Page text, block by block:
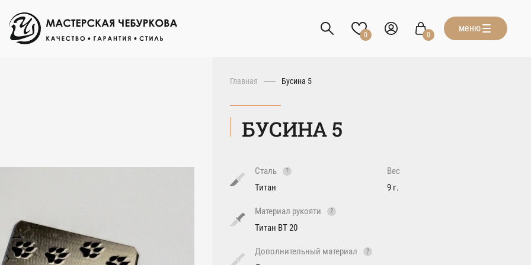
0 0
меню
Главная Бусина 5
БУСИНА 5
Сталь ?
Титан
Материал рукояти ?
Титан ВТ 20
Дополнительный материал ?
Вес
9 г.